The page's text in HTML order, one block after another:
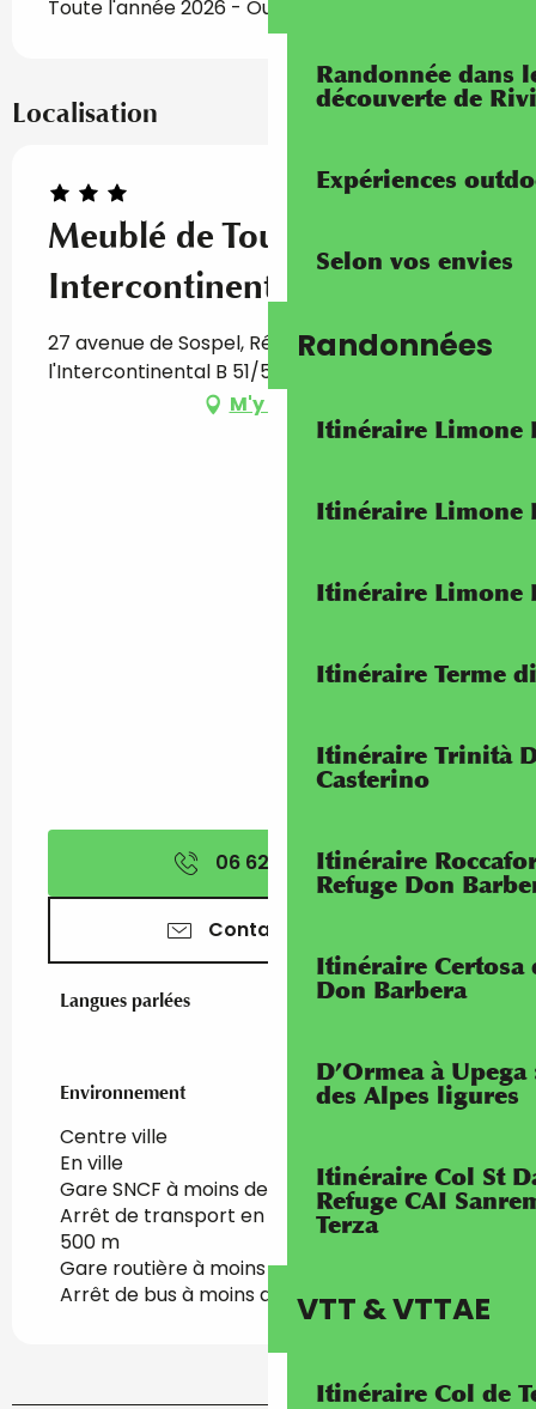
Randonnée dans
découverte de
Expériences
Selon vos envies
Randonnées
Itinéraire Limone
Itinéraire Limone
Itinéraire Limone
Itinéraire Terme
Itinéraire Trinità
Casterino
Itinéraire
Refuge Don
Itinéraire Certosa
Don Barbera
D’Ormea à
des Alpes ligures
Itinéraire Col St
Refuge CAI
Terza
VTT & VTTAE
Itinéraire Col de
Toute l'année 2026 - Ouvert tous les jours
Localisation
Meublé de Tourisme
Intercontinental
27 avenue de Sospel, Résidence
l'Intercontinental B 51/52, 06500 Menton
M'y rendre
06 62 06 35▒▒
Contactez-nous
Langues parlées
Langues parlées
Environnement
Environnement
Centre ville
En ville
Gare SNCF à moins de 500 m
Arrêt de transport en commun à moins de
500 m
Gare routière à moins de 500 m
Arrêt de bus à moins de 500 m